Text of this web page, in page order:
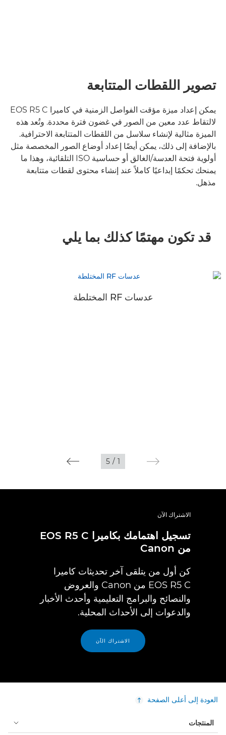
تصوير اللقطات المتتابعة
يمكن إعداد ميزة مؤقت الفواصل الزمنية في كاميرا EOS R5 C
لالتقاط عدد معين من الصور في غضون فترة محددة. وتُعد هذه
الميزة مثالية لإنشاء سلاسل من اللقطات المتتابعة الاحترافية.
بالإضافة إلى ذلك، يمكن أيضًا إعداد أوضاع الصور المخصصة مثل
أولوية فتحة العدسة/الغالق أو حساسية ISO التلقائية، وهذا ما
يمنحك تحكمًا إبداعيًا كاملاً عند إنشاء محتوى لقطات متتابعة
مذهل.
قد تكون مهتمًا كذلك بما يلي
عدسات RF المختلطة
1
/
5
الاشتراك الآن
تسجيل اهتمامك بكاميرا EOS R5 C
من Canon
كن أول من يتلقى آخر تحديثات كاميرا
EOS R5 C من Canon والعروض
والنصائح والبرامج التعليمية وأحدث الأخبار
والدعوات إلى الأحداث المحلية.
الاشتراك الآن
العودة إلى أعلى الصفحة
المنتجات